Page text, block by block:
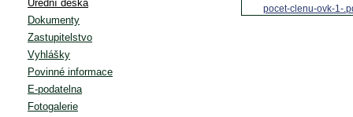
Úřední deska
Dokumenty
Zastupitelstvo
Vyhlášky
Povinné informace
E-podatelna
Fotogalerie
pocet-clenu-ovk-1-